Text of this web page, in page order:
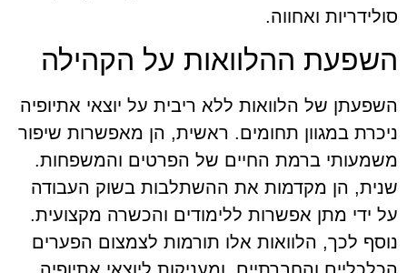
סולידריות ואחווה.
השפעת ההלוואות על הקהילה
השפעתן של הלוואות ללא ריבית על יוצאי אתיופיה
ניכרת במגוון תחומים. ראשית, הן מאפשרות שיפור
משמעותי ברמת החיים של הפרטים והמשפחות.
שנית, הן מקדמות את ההשתלבות בשוק העבודה
על ידי מתן אפשרות ללימודים והכשרה מקצועית.
נוסף לכך, הלוואות אלו תורמות לצמצום הפערים